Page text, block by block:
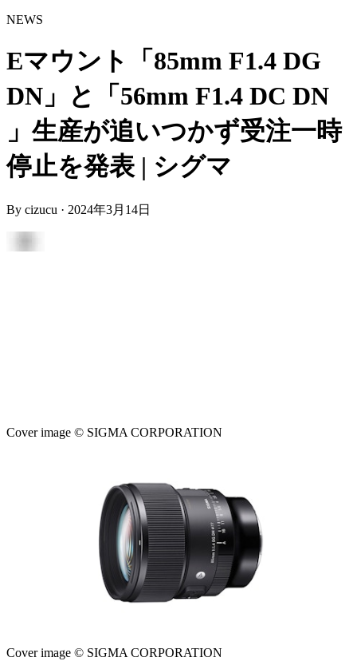
NEWS
Eマウント「85mm F1.4 DG
DN」と「56mm F1.4 DC DN
」生産が追いつかず受注一時
停止を発表 | シグマ
By cizucu · 2024年3月14日
Cover image © SIGMA CORPORATION
Cover image © SIGMA CORPORATION